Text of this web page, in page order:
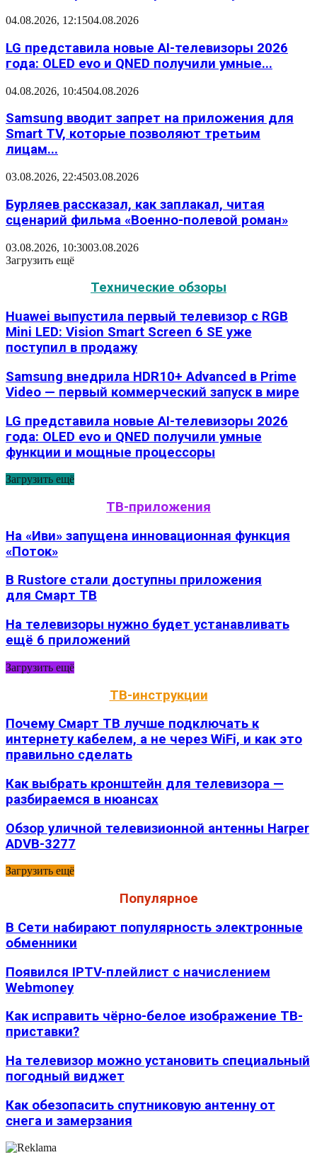
04.08.2026, 12:1504.08.2026
LG представила новые AI-телевизоры 2026
года: OLED evo и QNED получили умные...
04.08.2026, 10:4504.08.2026
Samsung вводит запрет на приложения для
Smart TV, которые позволяют третьим
лицам...
03.08.2026, 22:4503.08.2026
Бурляев рассказал, как заплакал, читая
сценарий фильма «Военно-полевой роман»
03.08.2026, 10:3003.08.2026
Загрузить ещё
Технические обзоры
Huawei выпустила первый телевизор с RGB
Mini LED: Vision Smart Screen 6 SE уже
поступил в продажу
Samsung внедрила HDR10+ Advanced в Prime
Video — первый коммерческий запуск в мире
LG представила новые AI-телевизоры 2026
года: OLED evo и QNED получили умные
функции и мощные процессоры
Загрузить ещё
ТВ-приложения
На «Иви» запущена инновационная функция
«Поток»
В Rustore стали доступны приложения
для Смарт ТВ
На телевизоры нужно будет устанавливать
ещё 6 приложений
Загрузить ещё
ТВ-инструкции
Почему Смарт ТВ лучше подключать к
интернету кабелем, а не через WiFi, и как это
правильно сделать
Как выбрать кронштейн для телевизора —
разбираемся в нюансах
Обзор уличной телевизионной антенны Harper
ADVB-3277
Загрузить ещё
Популярное
В Сети набирают популярность электронные
обменники
Появился IPTV-плейлист с начислением
Webmoney
Как исправить чёрно-белое изображение ТВ-
приставки?
На телевизор можно установить специальный
погодный виджет
Как обезопасить спутниковую антенну от
снега и замерзания